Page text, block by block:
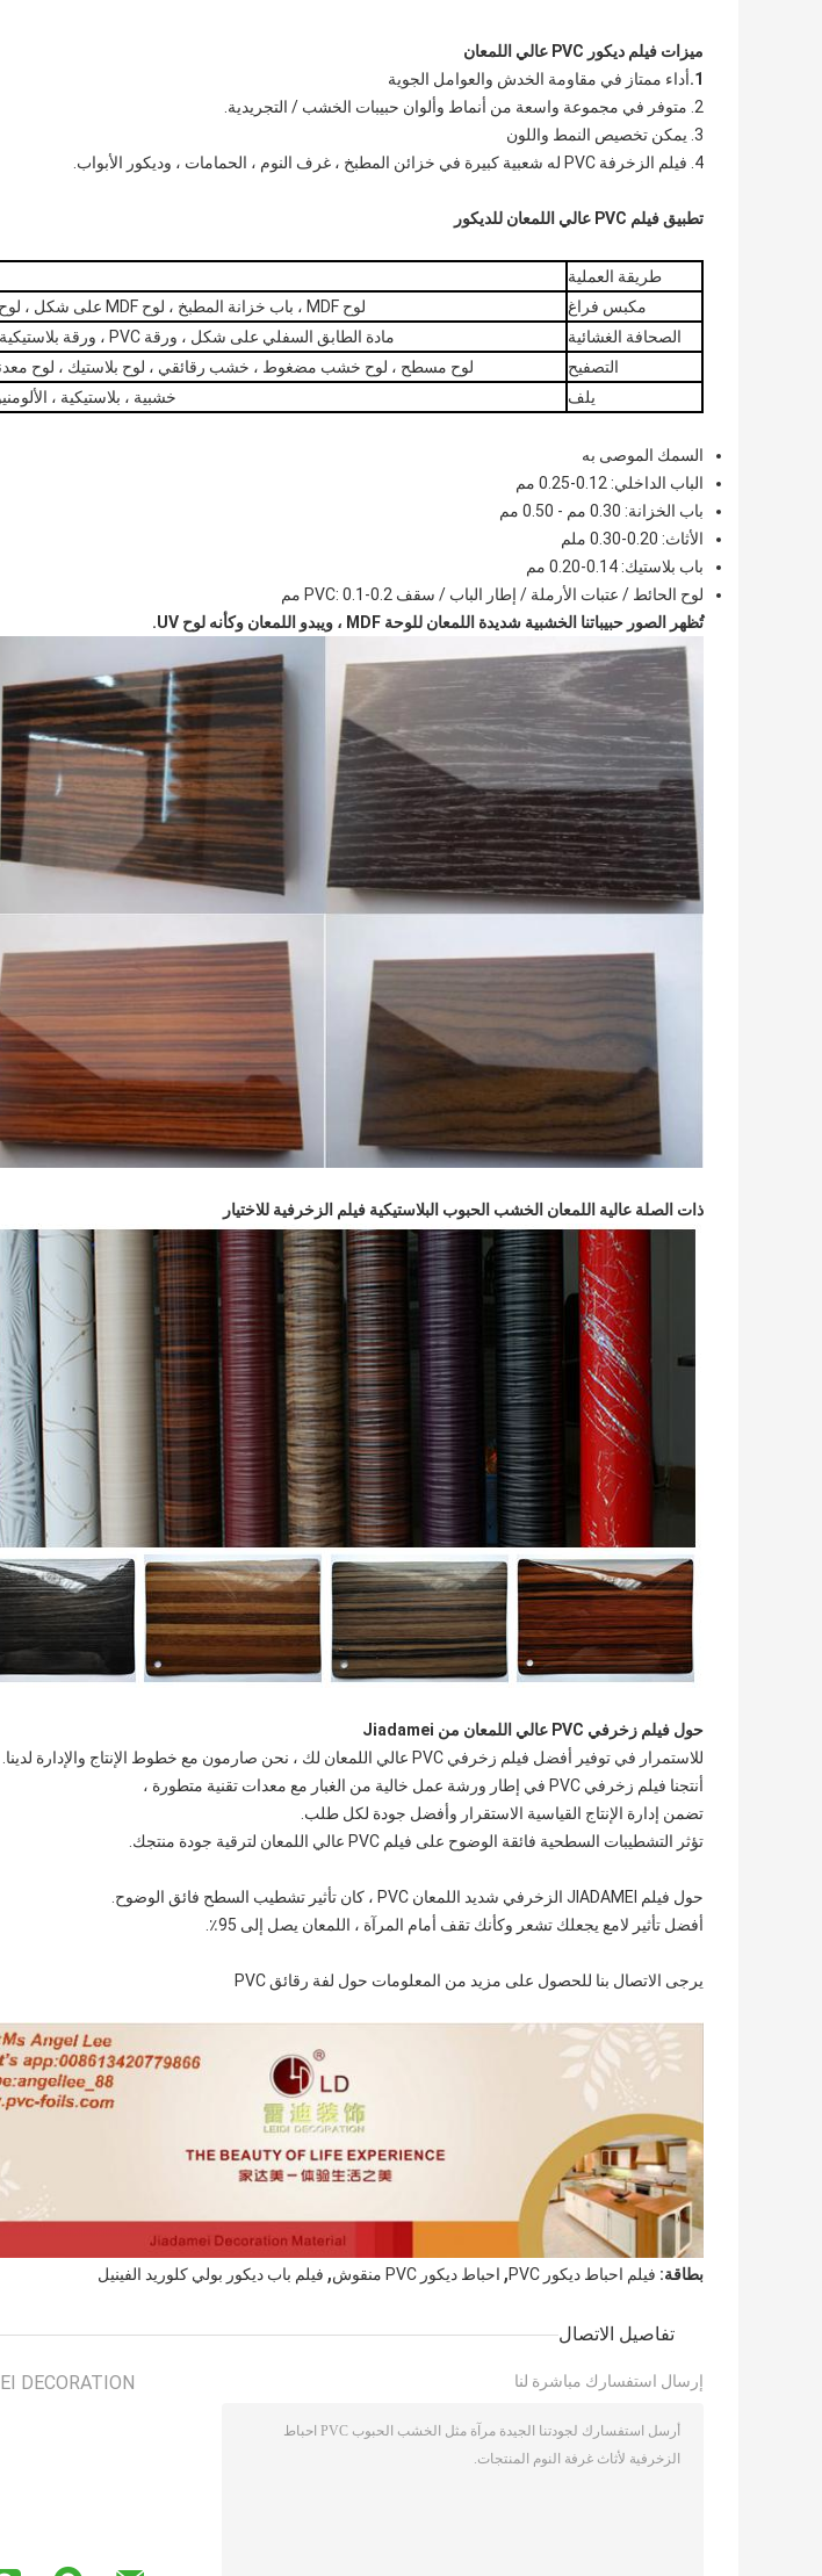
ميزات فيلم ديكور PVC عالي اللمعان
1. أداء ممتاز في مقاومة الخدش والعوامل الجوية
2. متوفر في مجموعة واسعة من أنماط وألوان حبيبات الخشب / التجريدية.
3. يمكن تخصيص النمط واللون
4. فيلم الزخرفة PVC له شعبية كبيرة في خزائن المطبخ ، غرف النوم ، الحمامات ، وديكور الأبواب.
تطبيق فيلم PVC عالي اللمعان للديكور
طريقة العملية
مكبس فراغ
لوح MDF ، باب خزانة المطبخ ، لوح MDF على شكل ، لوح خشبي
الصحافة الغشائية
مادة الطابق السفلي على شكل ، ورقة PVC ، ورقة بلاستيكية ، WPC
التصفيح
لوح مسطح ، لوح خشب مضغوط ، خشب رقائقي ، لوح بلاستيك ، لوح
يلف
خشبية ، بلاستيكية ،
السمك الموصى به
الباب الداخلي: 0.12-0.25 مم
باب الخزانة: 0.30 مم - 0.50 مم
الأثاث: 0.20-0.30 ملم
باب بلاستيك: 0.14-0.20 مم
لوح الحائط / عتبات الأرملة / إطار الباب / سقف PVC: 0.1-0.2 مم
تُظهر الصور حبيباتنا الخشبية شديدة اللمعان للوحة MDF ، ويبدو اللمعان وكأنه لوح UV.
ذات الصلة عالية اللمعان الخشب الحبوب البلاستيكية فيلم الزخرفية للاختيار
حول فيلم زخرفي PVC عالي اللمعان من Jiadamei
للاستمرار في توفير أفضل فيلم زخرفي PVC عالي اللمعان لك ، نحن صارمون مع خطوط الإنتاج والإدارة لدينا.
أنتجنا فيلم زخرفي PVC في إطار ورشة عمل خالية من الغبار مع معدات تقنية متطورة ،
تضمن إدارة الإنتاج القياسية الاستقرار وأفضل جودة لكل طلب.
تؤثر التشطيبات السطحية فائقة الوضوح على فيلم PVC عالي اللمعان لترقية جودة منتجك.
حول فيلم JIADAMEI الزخرفي شديد اللمعان PVC ، كان تأثير تشطيب السطح فائق الوضوح.
أفضل تأثير لامع يجعلك تشعر وكأنك تقف أمام المرآة ، اللمعان يصل إلى 95٪.
يرجى الاتصال بنا للحصول على مزيد من المعلومات حول لفة رقائق PVC
بطاقة: فيلم احباط ديكور PVC , احباط ديكور PVC منقوش , فيلم باب ديكور بولي كلوريد الفينيل
تفاصيل الاتصال
DECORATION
إرسال استفسارك مباشرة لنا